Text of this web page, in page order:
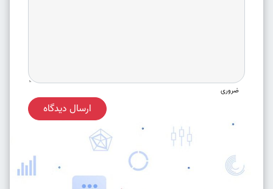
ضروری
ارسال دیدگاه